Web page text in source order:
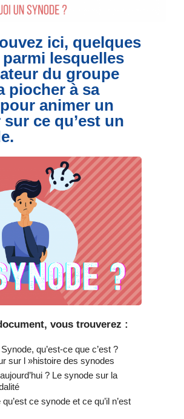
ici, quelques
lesquelles
du groupe
piocher à sa
animer un
ce qu’est un
vous trouverez :
qu’est-ce que c’est ?
sur l »histoire des synodes
? Le synode sur la
qu’est ce synode et ce qu’il n’est